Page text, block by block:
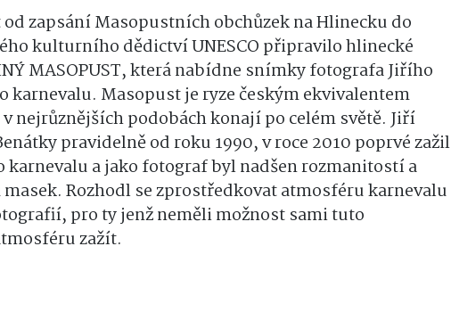
zapsání Masopustních obchůzek na Hlinecku do
kulturního dědictví UNESCO připravilo hlinecké
MASOPUST, která nabídne snímky fotografa Jiřího
karnevalu. Masopust je ryze českým ekvivalentem
nejrůznějších podobách konají po celém světě. Jiří
pravidelně od roku 1990, v roce 2010 poprvé zažil
a jako fotograf byl nadšen rozmanitostí a
Rozhodl se zprostředkovat atmosféru karnevalu
pro ty jenž neměli možnost sami tuto
zažít.